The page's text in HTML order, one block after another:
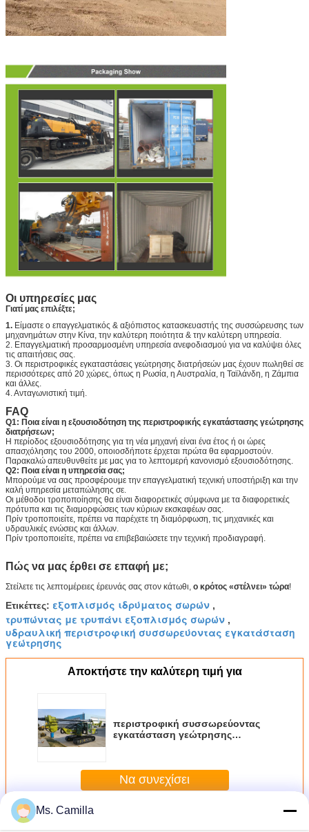
Οι υπηρεσίες μας
Γιατί μας επιλέξτε;
1. Είμαστε ο επαγγελματικός & αξιόπιστος κατασκευαστής της συσσώρευσης των
μηχανημάτων στην Κίνα, την καλύτερη ποιότητα & την καλύτερη υπηρεσία.
2. Επαγγελματική προσαρμοσμένη υπηρεσία ανεφοδιασμού για να καλύψει όλες
τις απαιτήσεις σας.
3. Οι περιστροφικές εγκαταστάσεις γεώτρησης διατρήσεών μας έχουν πωληθεί σε
περισσότερες από 20 χώρες, όπως η Ρωσία, η Αυστραλία, η Ταϊλάνδη, η Ζάμπια
και άλλες.
4. Ανταγωνιστική τιμή.
FAQ
Q1: Ποια είναι η εξουσιοδότηση της περιστροφικής εγκατάστασης γεώτρησης
διατρήσεων;
Η περίοδος εξουσιοδότησης για τη νέα μηχανή είναι ένα έτος ή οι ώρες
απασχόλησης του 2000, οποιοσδήποτε έρχεται πρώτα θα εφαρμοστούν.
Παρακαλώ απευθυνθείτε με μας για το λεπτομερή κανονισμό εξουσιοδότησης.
Q2: Ποια είναι η υπηρεσία σας;
Μπορούμε να σας προσφέρουμε την επαγγελματική τεχνική υποστήριξη και την
καλή υπηρεσία μεταπώλησης σε.
Οι μέθοδοι τροποποίησης θα είναι διαφορετικές σύμφωνα με τα διαφορετικές
πρότυπα και τις διαμορφώσεις των κύριων εκσκαφέων σας.
Πρίν τροποποιείτε, πρέπει να παρέχετε τη διαμόρφωση, τις μηχανικές και
υδραυλικές ενώσεις και άλλων.
Πρίν τροποποιείτε, πρέπει να επιβεβαιώσετε την τεχνική προδιαγραφή.
Πώς να μας έρθει σε επαφή με;
Στείλετε τις λεπτομέρειες έρευνάς σας στον κάτωθι, ο κρότος «στέλνει» τώρα!
Ετικέττες: εξοπλισμός ιδρύματος σωρών ,
τρυπώντας με τρυπάνι εξοπλισμός σωρών ,
υδραυλική περιστροφική συσσωρεύοντας εγκατάσταση
γεώτρησης
Αποκτήστε την καλύτερη τιμή για
περιστροφική συσσωρεύοντας
εγκατάσταση γεώτρησης
τρυπώντας με τρυπάνι διάμετρος
1000mm ISO9001 KR80A
Να συνεχίσει
Περισσότεροι
Ms. Camilla